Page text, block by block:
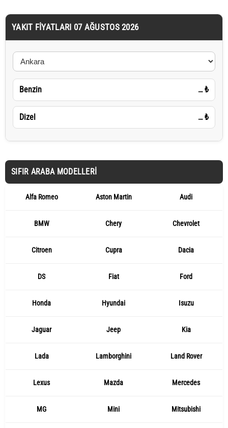
YAKIT FIYATLARI 07 AĞUSTOS 2026
Benzin … ₺
Dizel … ₺
SIFIR ARABA MODELLERI
Alfa Romeo Aston Martin Audi
BMW Chery Chevrolet
Citroen Cupra Dacia
DS Fiat Ford
Honda Hyundai Isuzu
Jaguar Jeep Kia
Lada Lamborghini Land Rover
Lexus Mazda Mercedes
MG Mini Mitsubishi